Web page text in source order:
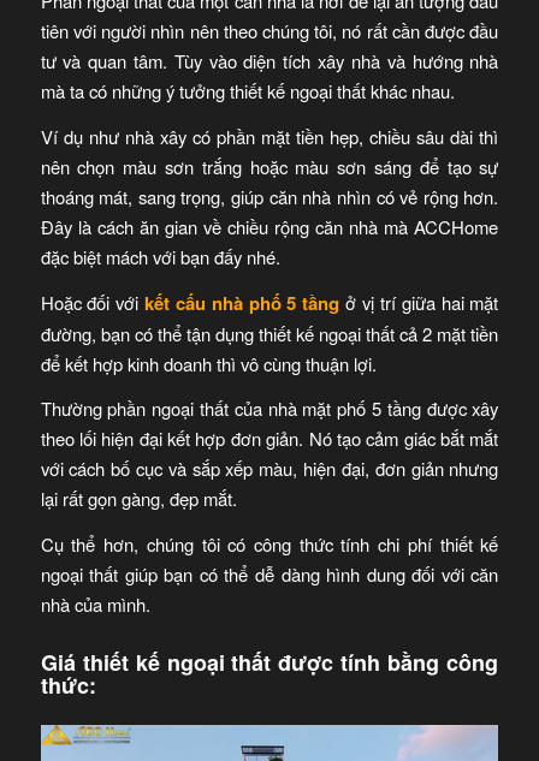
tiên với người nhìn nên theo chúng tôi, nó rất cần được đầu
tư và quan tâm. Tùy vào diện tích xây nhà và hướng nhà
mà ta có những ý tưởng thiết kế ngoại thất khác nhau.
Ví dụ như nhà xây có phần mặt tiền hẹp, chiều sâu dài thì
nên chọn màu sơn trắng hoặc màu sơn sáng để tạo sự
thoáng mát, sang trọng, giúp căn nhà nhìn có vẻ rộng hơn.
Đây là cách ăn gian về chiều rộng căn nhà mà ACCHome
đặc biệt mách với bạn đấy nhé.
Hoặc đối vớikết cấu nhà phố 5 tầng ở vị trí giữa hai mặt
đường, bạn có thể tận dụng thiết kế ngoại thất cả 2 mặt tiền
để kết hợp kinh doanh thì vô cùng thuận lợi.
Thường phần ngoại thất của nhà mặt phố 5 tầng được xây
theo lối hiện đại kết hợp đơn giản. Nó tạo cảm giác bắt mắt
với cách bố cục và sắp xếp màu, hiện đại, đơn giản nhưng
lại rất gọn gàng, đẹp mắt.
Cụ thể hơn, chúng tôi có công thức tính chi phí thiết kế
ngoại thất giúp bạn có thể dễ dàng hình dung đối với căn
nhà của mình.
Giá thiết kế ngoại thất được tính bằng công
thức: